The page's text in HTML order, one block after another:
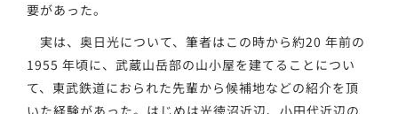
要があった。
実は、奥日光について、筆者はこの時から約20 年前の
1955 年頃に、武蔵山岳部の山小屋を建てることについ
て、東武鉄道におられた先輩から候補地などの紹介を頂